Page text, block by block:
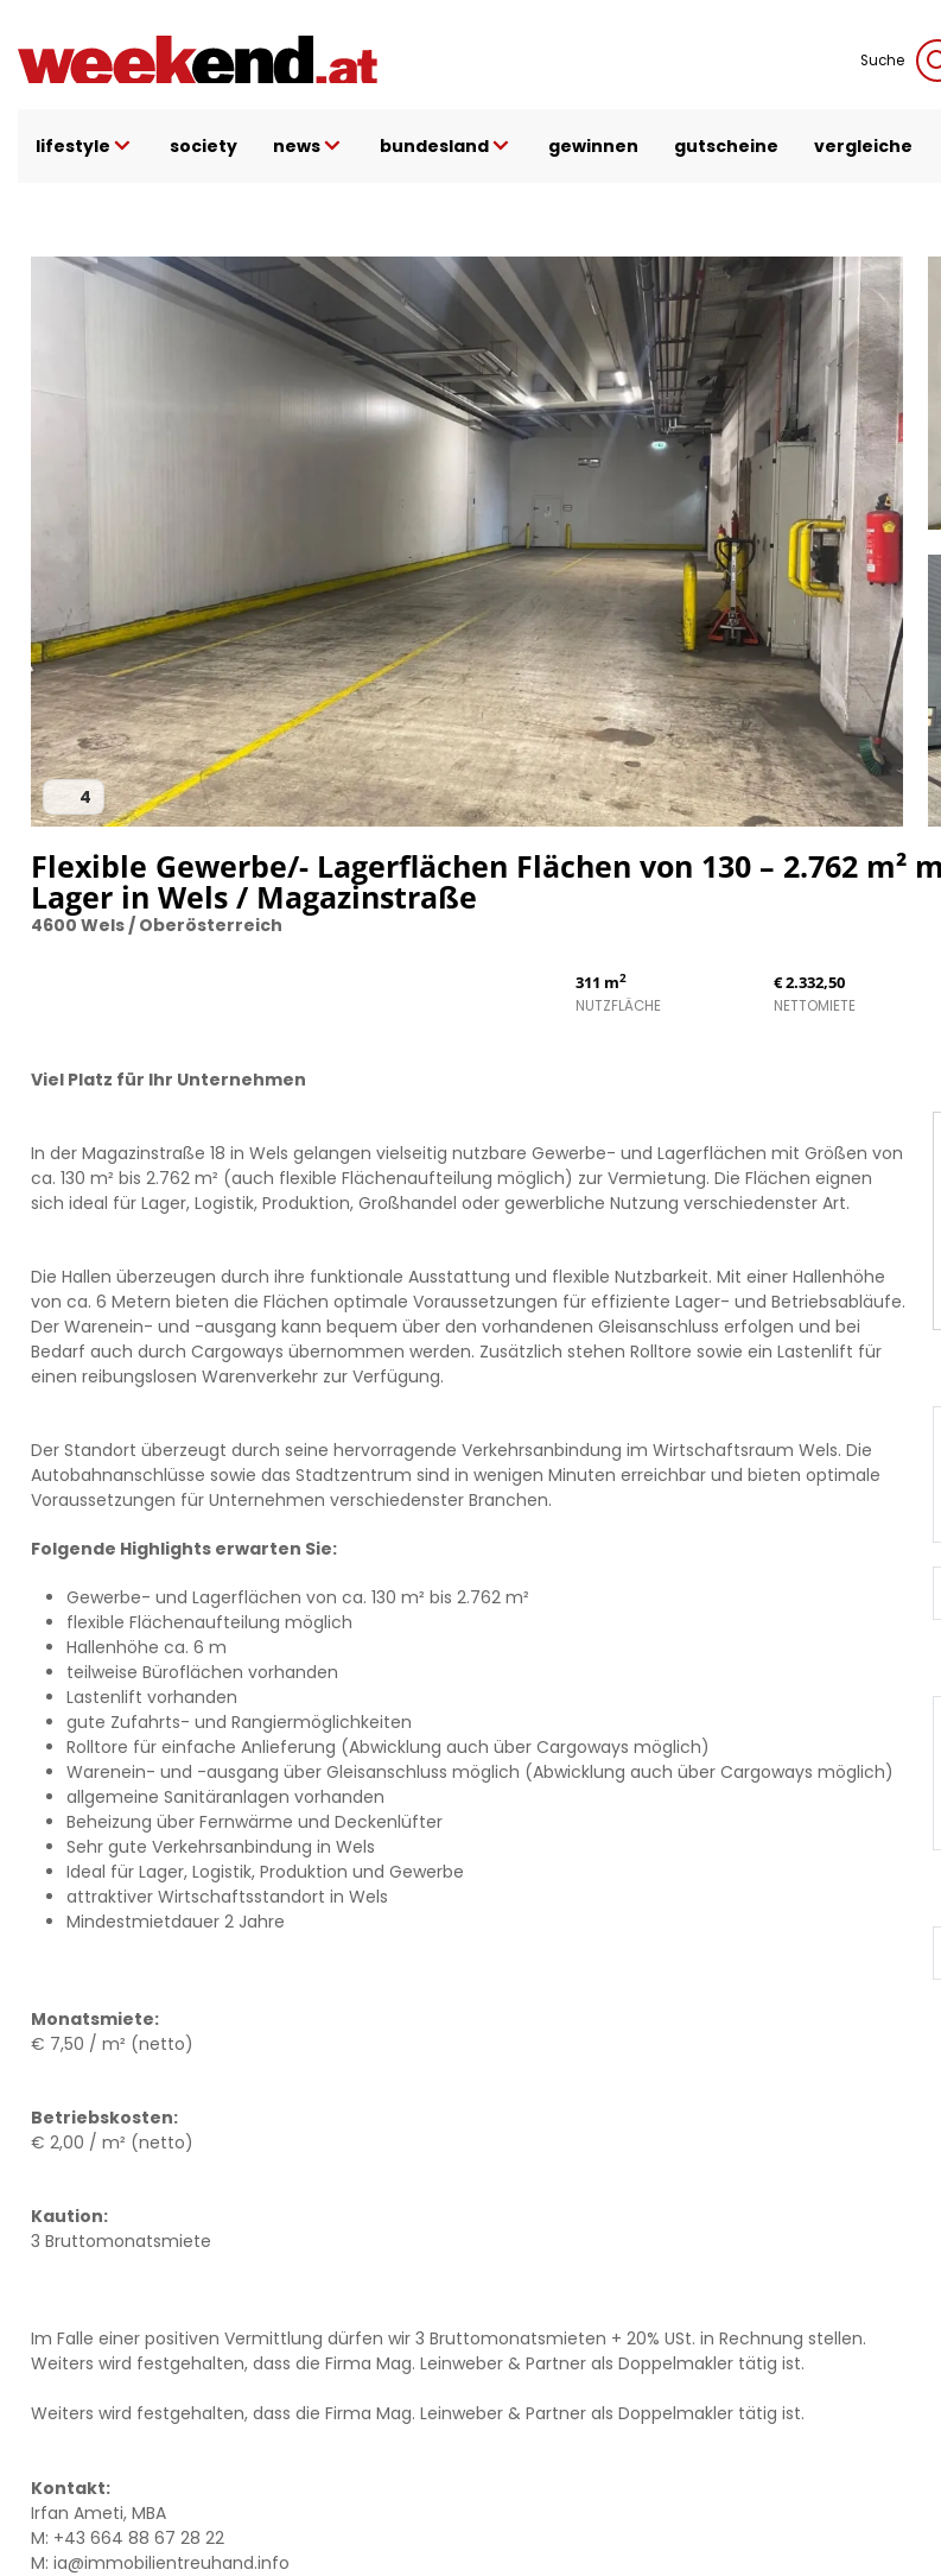
Suche
lifestyle society news bundesland gewinnen gutscheine vergleiche
4
Flexible Gewerbe/- Lagerflächen Flächen von 130 – 2.762 m²
Lager in Wels / Magazinstraße
4600 Wels / Oberösterreich
311 m2
NUTZFLÄCHE
€ 2.332,50
NETTOMIETE
Viel Platz für Ihr Unternehmen
In der Magazinstraße 18 in Wels gelangen vielseitig nutzbare Gewerbe- und Lagerflächen mit Größen von
ca. 130 m² bis 2.762 m² (auch flexible Flächenaufteilung möglich) zur Vermietung. Die Flächen eignen
sich ideal für Lager, Logistik, Produktion, Großhandel oder gewerbliche Nutzung verschiedenster Art.
Die Hallen überzeugen durch ihre funktionale Ausstattung und flexible Nutzbarkeit. Mit einer Hallenhöhe
von ca. 6 Metern bieten die Flächen optimale Voraussetzungen für effiziente Lager- und Betriebsabläufe.
Der Warenein- und -ausgang kann bequem über den vorhandenen Gleisanschluss erfolgen und bei
Bedarf auch durch Cargoways übernommen werden. Zusätzlich stehen Rolltore sowie ein Lastenlift für
einen reibungslosen Warenverkehr zur Verfügung.
Der Standort überzeugt durch seine hervorragende Verkehrsanbindung im Wirtschaftsraum Wels. Die
Autobahnanschlüsse sowie das Stadtzentrum sind in wenigen Minuten erreichbar und bieten optimale
Voraussetzungen für Unternehmen verschiedenster Branchen.
Folgende Highlights erwarten Sie:
Gewerbe- und Lagerflächen von ca. 130 m² bis 2.762 m²
flexible Flächenaufteilung möglich
Hallenhöhe ca. 6 m
teilweise Büroflächen vorhanden
Lastenlift vorhanden
gute Zufahrts- und Rangiermöglichkeiten
Rolltore für einfache Anlieferung (Abwicklung auch über Cargoways möglich)
Warenein- und -ausgang über Gleisanschluss möglich (Abwicklung auch über Cargoways möglich)
allgemeine Sanitäranlagen vorhanden
Beheizung über Fernwärme und Deckenlüfter
Sehr gute Verkehrsanbindung in Wels
Ideal für Lager, Logistik, Produktion und Gewerbe
attraktiver Wirtschaftsstandort in Wels
Mindestmietdauer 2 Jahre
Monatsmiete:
€ 7,50 / m² (netto)
Betriebskosten:
€ 2,00 / m² (netto)
Kaution:
3 Bruttomonatsmiete
Im Falle einer positiven Vermittlung dürfen wir 3 Bruttomonatsmieten + 20% USt. in Rechnung stellen.
Weiters wird festgehalten, dass die Firma Mag. Leinweber & Partner als Doppelmakler tätig ist.
Weiters wird festgehalten, dass die Firma Mag. Leinweber & Partner als Doppelmakler tätig ist.
Kontakt:
Irfan Ameti, MBA
M: +43 664 88 67 28 22
M: ia@immobilientreuhand.info